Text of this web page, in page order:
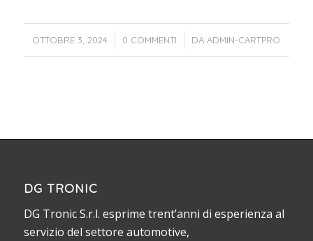
OTTOBRE 3, 2024
/ 0 COMMENTI
/ DAADMIN-CARTPRO
DG TRONIC
DG Tronic S.r.l. esprime trent’anni di esperienza al
servizio del settore automotive,